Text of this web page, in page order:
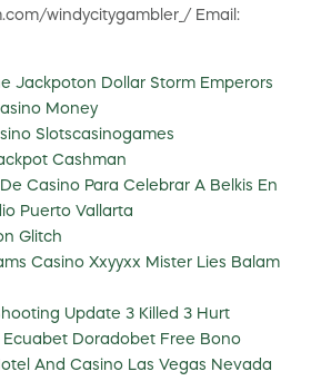
windycitygambler_/ Email:
Jackpoton Dollar Storm Emperors
Money
Slotscasinogames
Cashman
Casino Para Celebrar A Belkis En
Puerto Vallarta
Glitch
Casino Xxyyxx Mister Lies Balam
Update 3 Killed 3 Hurt
Ecuabet Doradobet Free Bono
And Casino Las Vegas Nevada